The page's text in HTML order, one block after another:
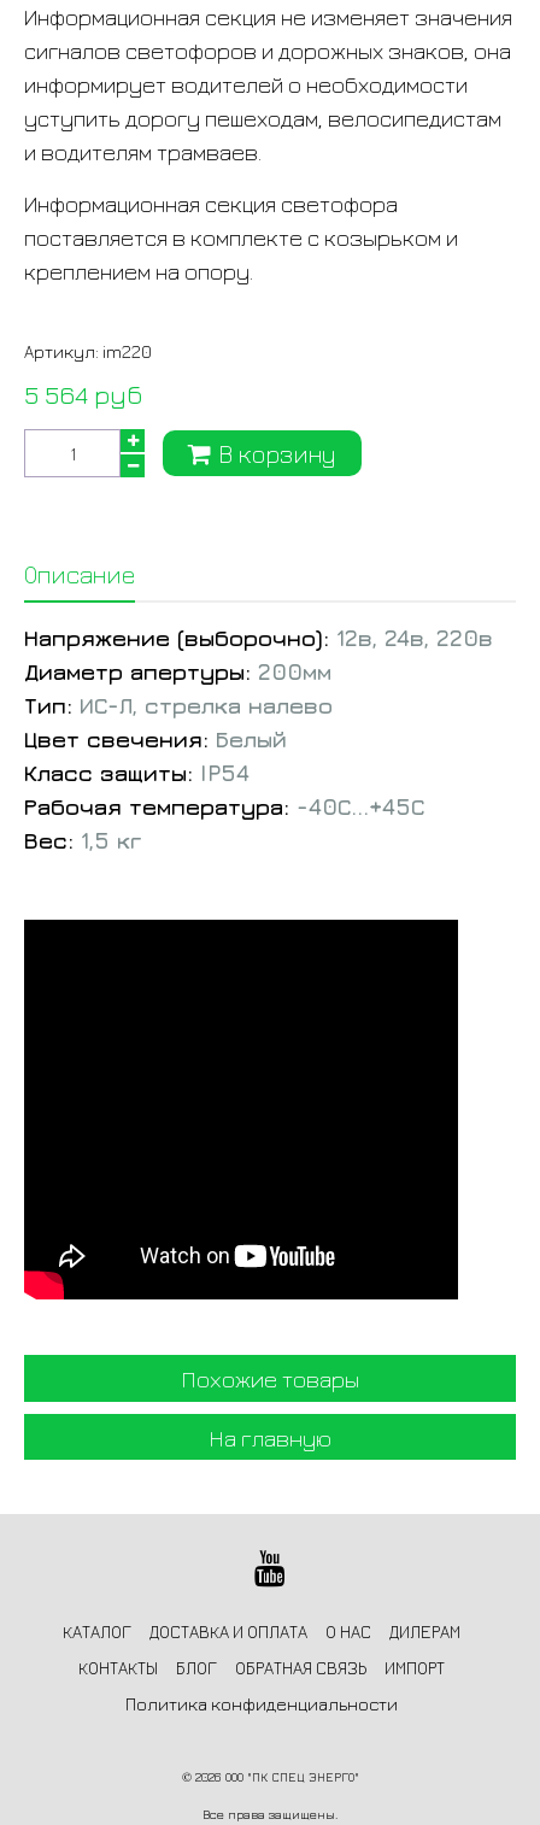
Информационная секция не изменяет значения
сигналов светофоров и дорожных знаков, она
информирует водителей о необходимости
уступить дорогу пешеходам, велосипедистам
и водителям трамваев.
Информационная секция светофора
поставляется в комплекте с козырьком и
креплением на опору.
Артикул: im220
5 564 руб
В корзину
Описание
Напряжение (выборочно): 12в, 24в, 220в
Диаметр апертуры: 200мм
Тип: ИС-Л, стрелка налево
Цвет свечения: Белый
Класс защиты: IP54
Рабочая температура: -40С...+45С
Вес: 1,5 кг
Похожие товары
На главную
КАТАЛОГ ДОСТАВКА И ОПЛАТА О НАС
ДИЛЕРАМ
КОНТАКТЫ
БЛОГ ОБРАТНАЯ СВЯЗЬ
ИМПОРТ
Политика конфиденциальности
© 2026 ООО "ПК СПЕЦ ЭНЕРГО"
Все права защищены.